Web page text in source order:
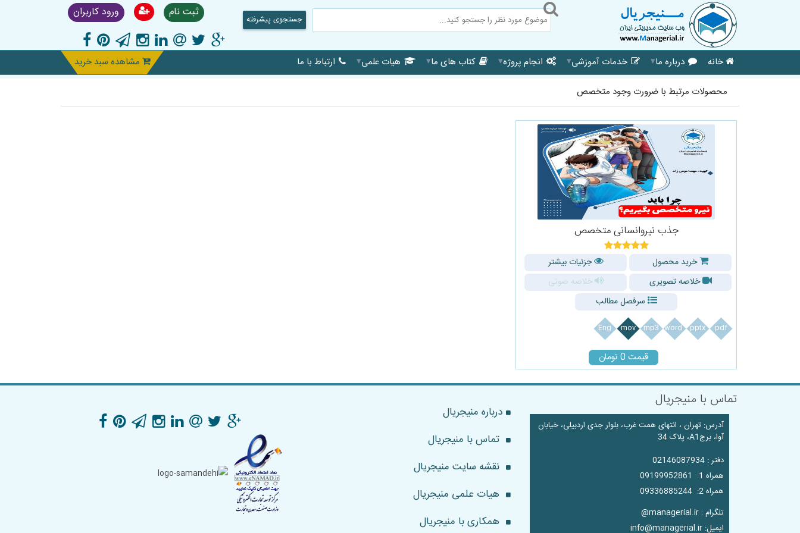
جستجوی پیشرفته ورود کاربران ثبت نام
خانه درباره ما▾ خدمات آموزشی▾ انجام پروژه▾ کتاب های ما▾ هیات علمی▾ ارتباط با ما
مشاهده سبد خرید
محصولات مرتبط با ضرورت وجود متخصص
جذب نیروانسانی متخصص
خرید محصول
جزئیات بیشتر
خلاصه تصویری
خلاصه صوتی
سرفصل مطالب
pdf
pptx
word
mp3
mov
Eng
قیمت 0 تومان
درباره منیجریال
تماس با منیجریال
نقشه سایت منیجریال
هیات علمی منیجریال
همکاری با منیجریال
تماس با منیجریال
آدرس: تهران ، انتهای همت غرب، بلوار جدی اردبیلی، خیابان
آوا، برجA1، پلاک 34
دفتر : 02146087934
همراه 1: 09199952861
همراه 2: 09336885244
تلگرام : managerial.ir@
ایمیل: info@managerial.ir